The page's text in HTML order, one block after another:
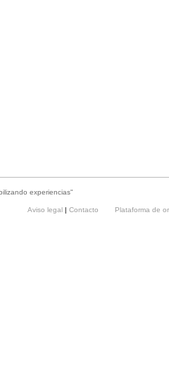
experiencias"
Aviso legal | Contacto Plataforma de